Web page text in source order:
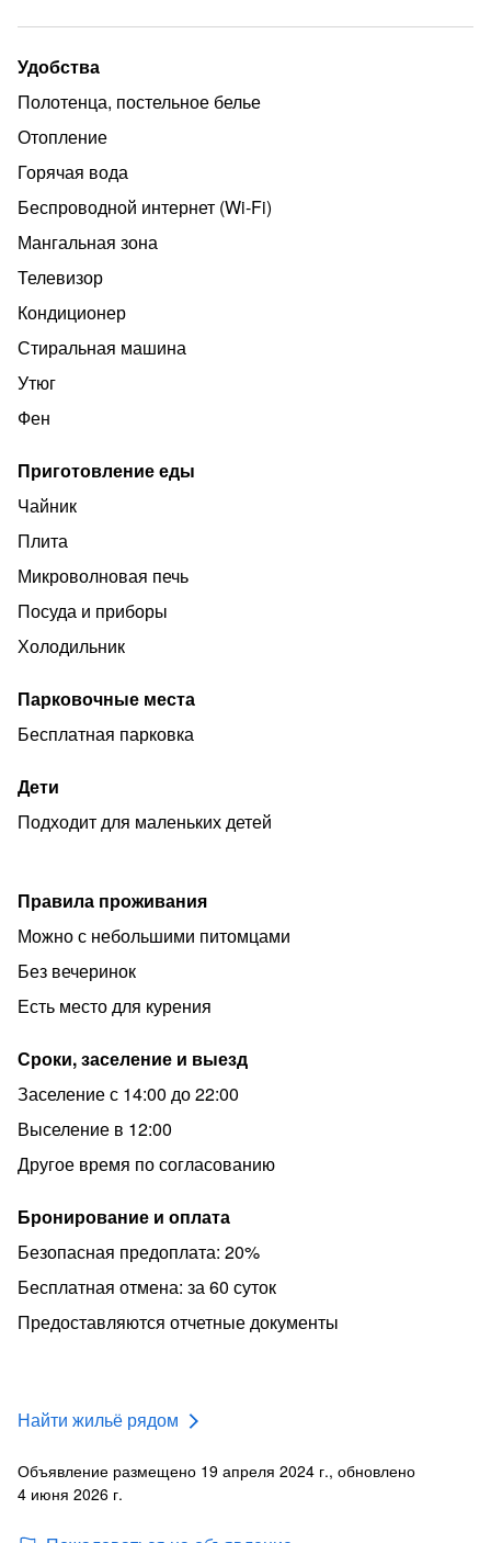
телевизор, кондиционер. Современная отделка. Летний
комплект мебели для отдыха вне помещения во
дворе.во дворе мангальная зона , всегда можете
побаловать себя приготовлением вкусняшек на костре.
Похожие объявления
Удобства
Полотенца, постельное белье
Отопление
Горячая вода
Беспроводной интернет (Wi‑Fi)
Мангальная зона
Телевизор
Кондиционер
Стиральная машина
Утюг
Фен
Приготовление еды
Чайник
Плита
Микроволновая печь
Посуда и приборы
Холодильник
Парковочные места
Бесплатная парковка
Дети
Подходит для маленьких детей
Правила проживания
Можно с небольшими питомцами
Без вечеринок
Есть место для курения
Сроки, заселение и выезд
Заселение с 14:00 до 22:00
Выселение в 12:00
Другое время по согласованию
Бронирование и оплата
Безопасная предоплата: 20%
Бесплатная отмена: за 60 суток
Предоставляются отчетные документы
Найти жильё рядом
Объявление размещено 19 апреля 2024 г., обновлено
4 июня 2026 г.